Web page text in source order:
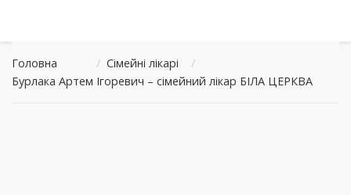
Головна / Сімейні лікарі
/
Бурлака Артем Ігоревич – сімейний лікар БІЛА ЦЕРКВА